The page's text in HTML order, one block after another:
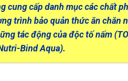
cung cấp danh mục các chất
trình bảo quản thức ăn chăn
tác động của độc tố nấm
Bind Aqua).